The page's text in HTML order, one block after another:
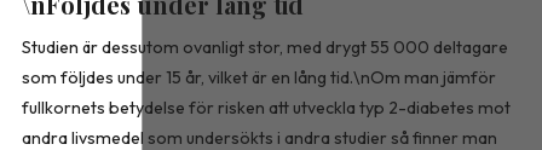
Studien är dessutom ovanligt stor, med drygt 55 000 deltagare
som följdes under 15 år, vilket är en lång tid.\nOm man jämför
fullkornets betydelse för risken att utveckla typ 2-diabetes mot
andra livsmedel som undersökts i andra studier så finner man